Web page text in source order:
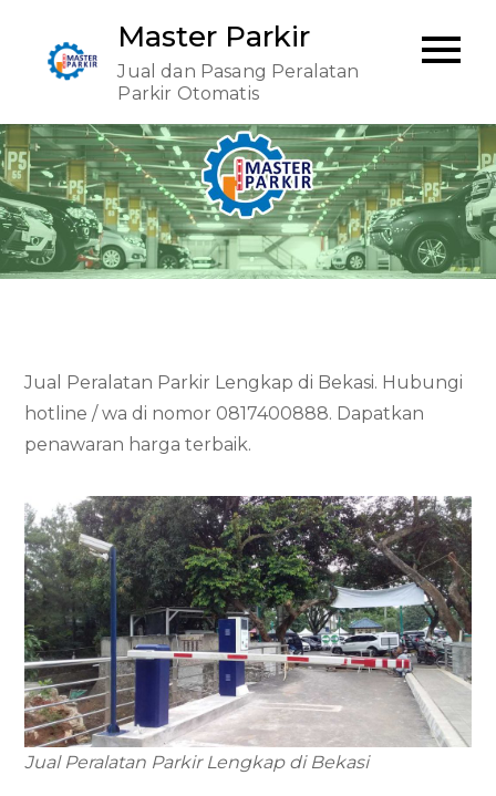
content
Master Parkir
Jual dan Pasang Peralatan
Parkir Otomatis
Jual Peralatan Parkir Lengkap di Bekasi. Hubungi
hotline / wa di nomor 0817400888. Dapatkan
penawaran harga terbaik.
Jual Peralatan Parkir Lengkap di Bekasi